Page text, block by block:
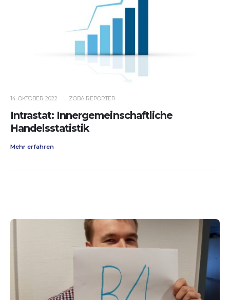
14. OKTOBER 2022 ZOBA REPORTER
Intrastat: Innergemeinschaftliche
Handelsstatistik
Mehr erfahren